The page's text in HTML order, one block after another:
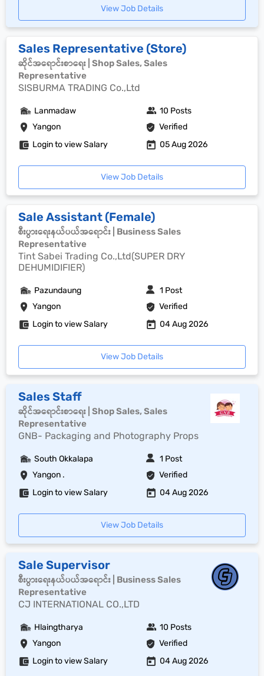
View Job Details
Sales Representative (Store)
ဆိုင်အရောင်းစာရေး | Shop Sales, Sales
Representative
SISBURMA TRADING Co.,Ltd
Yangon Verified
Lanmadaw 10 Posts
Login to view Salary 05 Aug 2026
View Job Details
Sale Assistant (Female)
စီးပွားရေးနယ်ပယ်အရောင်း | Business Sales
Representative
Tint Sabei Trading Co.,Ltd(SUPER DRY
DEHUMIDIFIER)
Yangon Verified
Pazundaung 1 Post
Login to view Salary 04 Aug 2026
View Job Details
Sales Staff
ဆိုင်အရောင်းစာရေး | Shop Sales, Sales
Representative
GNB- Packaging and Photography Props
Yangon . Verified
South Okkalapa 1 Post
Login to view Salary 04 Aug 2026
View Job Details
Sale Supervisor
စီးပွားရေးနယ်ပယ်အရောင်း | Business Sales
Representative
CJ INTERNATIONAL CO.,LTD
Yangon Verified
Hlaingtharya 10 Posts
Login to view Salary 04 Aug 2026